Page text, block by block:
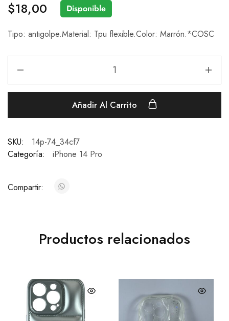
$18,00 Disponible
Tipo: antigolpe.Material: Tpu flexible.Color: Marrón.*COSC
Añadir Al Carrito
SKU:
14p-74_34cf7
Categoría:
iPhone 14 Pro
Compartir:
Productos relacionados